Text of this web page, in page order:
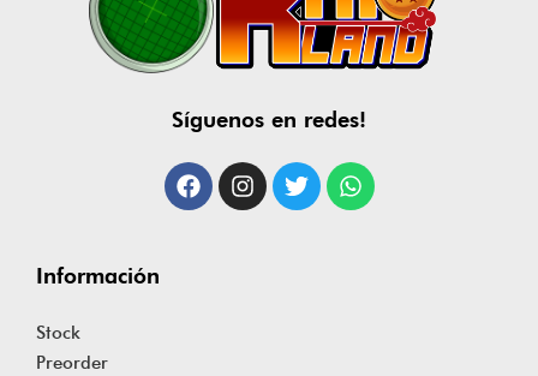
Información
Stock
Preorder
Síguenos en redes!